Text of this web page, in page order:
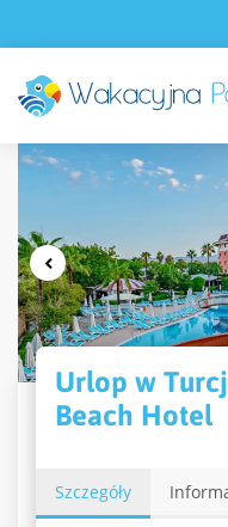
Urlop w
Beach Hotel
Szczegóły